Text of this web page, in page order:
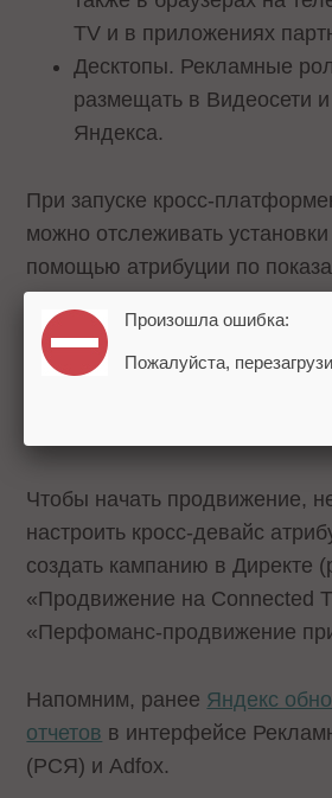
TV и в приложениях
Десктопы. Рекламные
размещать в Видеосети
Яндекса.
При запуске кросс-
можно отслеживать
помощью атрибуции по
through attribution). Система
учитывать действия, которые
просмотра рекламы. Кросс-
Чтобы начать продвижение,
настроить кросс-девайс
создать кампанию в Директе
«Продвижение на Connected
«Перфоманс-продвижение
Напомним, ранее Яндекс
отчетов в интерфейсе
(РСЯ) и Adfox.
Произошла ошибка:
Пожалуйста,